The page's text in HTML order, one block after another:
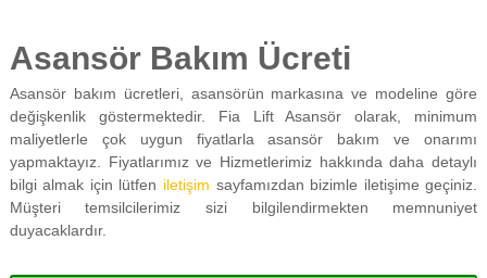
Asansör Bakım Ücreti
Asansör bakım ücretleri, asansörün markasına ve modeline göre
değişkenlik göstermektedir. Fia Lift Asansör olarak, minimum
maliyetlerle çok uygun fiyatlarla asansör bakım ve onarımı
yapmaktayız. Fiyatlarımız ve Hizmetlerimiz hakkında daha detaylı
bilgi almak için lütfen iletişim sayfamızdan bizimle iletişime geçiniz.
Müşteri temsilcilerimiz sizi bilgilendirmekten memnuniyet
duyacaklardır.